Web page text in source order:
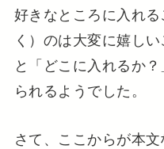
好きなところに入れ
く）のは大変に嬉し
と「どこに入れるか
られるようでした。
さて、ここからが本